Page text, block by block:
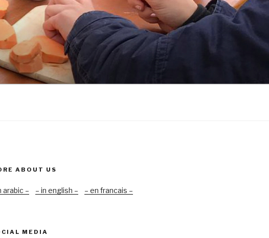
ABOUT US
arabic – – in english – – en francais –
MEDIA